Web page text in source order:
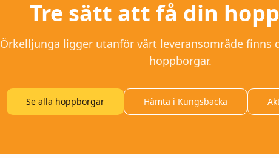
Tre sätt att få din
Örkelljunga ligger utanför vårt leveransområde finns
hoppborgar.
Se alla hoppborgar Hämta i Kungsbacka